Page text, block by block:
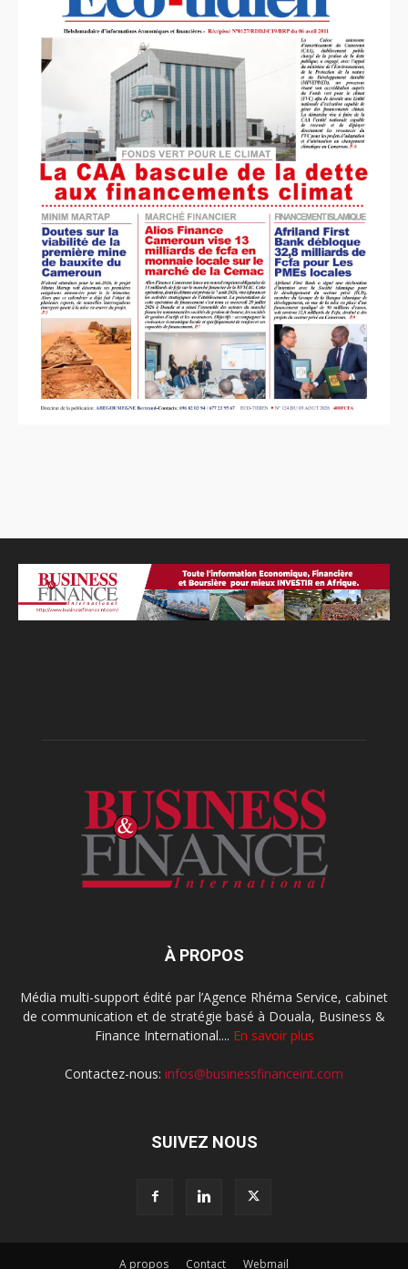
À PROPOS
Média multi-support édité par l’Agence Rhéma Service, cabinet
de communication et de stratégie basé à Douala, Business &
Finance International.... En savoir plus
Contactez-nous: infos@businessfinanceint.com
SUIVEZ NOUS
A propos Contact Webmail